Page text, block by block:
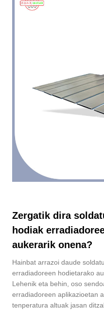
Zergatik dira
hodiak
aukerarik onena?
Hainbat arrazoi daude
erradiadoreen hodietarako
Lehenik eta behin, oso
erradiadoreen aplikazioetan
tenperatura altuak jasan